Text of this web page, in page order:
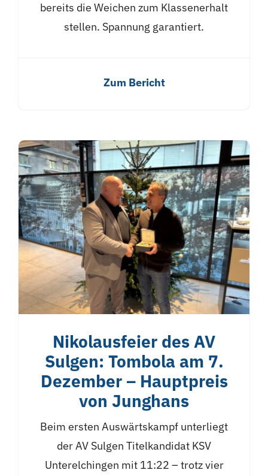
bereits die Weichen zum Klassenerhalt
stellen. Spannung garantiert.
Zum Bericht
Nikolausfeier des AV
Sulgen: Tombola am 7.
Dezember – Hauptpreis
von Junghans
Beim ersten Auswärtskampf unterliegt
der AV Sulgen Titelkandidat KSV
Unterelchingen mit 11:22 – trotz vier